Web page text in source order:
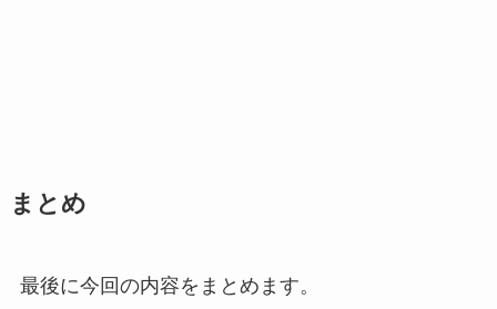
まとめ
最後に今回の内容をまとめます。